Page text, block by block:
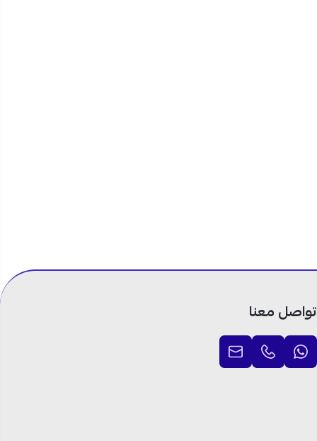
أن يشغل
تواصل معنا